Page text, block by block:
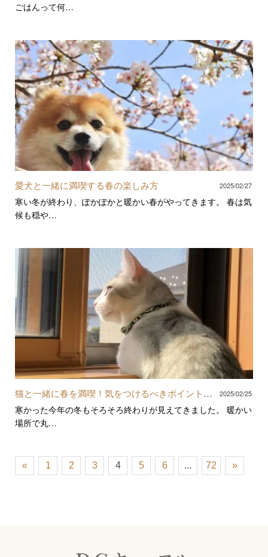
ごはんって何…
愛犬と一緒に満喫する春の楽しみ方 2025/02/27
寒い冬が終わり、ぽかぽかと暖かい春がやってきます。 春は気
候も穏や…
猫と一緒に春を満喫！気をつけるべきポイントと
おすすめの過ごし方
2025/02/25
寒かった今年の冬もそろそろ終わりが見えてきました。 暖かい
場所で丸…
« 1 2 3 4 5 6 ... 72 »